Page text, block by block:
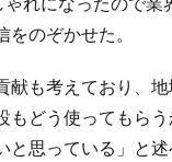
のぞかせた。
も考えており、
どう使ってもら
思っている」と述